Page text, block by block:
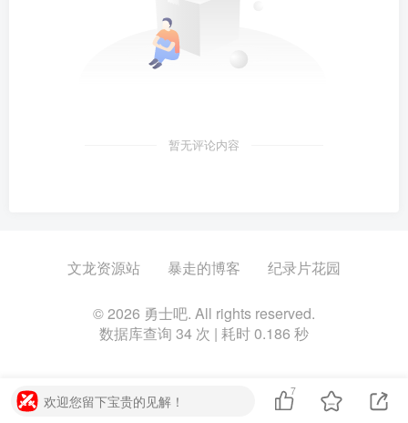
暂无评论内容
文龙资源站 暴走的博客 纪录片花园
© 2026 勇士吧. All rights reserved.
数据库查询 34 次 | 耗时 0.186 秒
欢迎您留下宝贵的见解！
7